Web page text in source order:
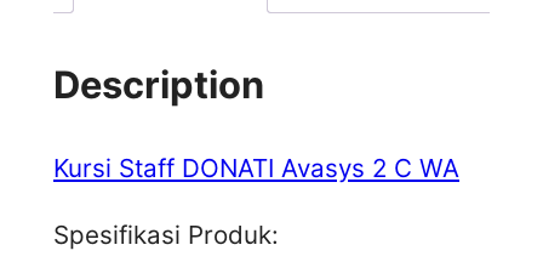
Description
Kursi Staff DONATI Avasys 2 C WA
Spesifikasi Produk: